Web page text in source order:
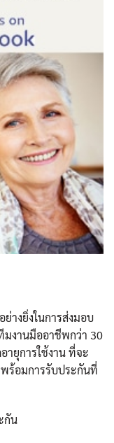
างยิ่งในการส่งมอบ
งานมืออาชีพกว่า 30
ายุการใช้งาน ที่จะ
พร้อมการรับประกันที่
กัน